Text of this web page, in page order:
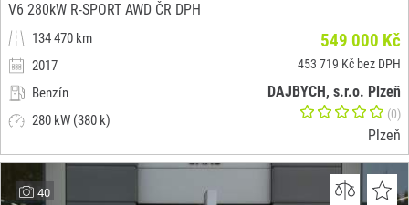
V6 280kW R-SPORT AWD ČR DPH
134 470 km
2017
Benzín
280 kW (380 k)
549 000 Kč
453 719 Kč bez DPH
DAJBYCH, s.r.o. Plzeň
(0)
Plzeň
40